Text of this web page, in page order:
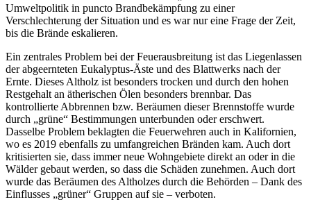
Umweltpolitik in puncto Brandbekämpfung zu einer
Verschlechterung der Situation und es war nur eine Frage der Zeit,
bis die Brände eskalieren.
Ein zentrales Problem bei der Feuerausbreitung ist das Liegenlassen
der abgeernteten Eukalyptus-Äste und des Blattwerks nach der
Ernte. Dieses Altholz ist besonders trocken und durch den hohen
Restgehalt an ätherischen Ölen besonders brennbar. Das
kontrollierte Abbrennen bzw. Beräumen dieser Brennstoffe wurde
durch „grüne“ Bestimmungen unterbunden oder erschwert.
Dasselbe Problem beklagten die Feuerwehren auch in Kalifornien,
wo es 2019 ebenfalls zu umfangreichen Bränden kam. Auch dort
kritisierten sie, dass immer neue Wohngebiete direkt an oder in die
Wälder gebaut werden, so dass die Schäden zunehmen. Auch dort
wurde das Beräumen des Altholzes durch die Behörden – Dank des
Einflusses „grüner“ Gruppen auf sie – verboten.